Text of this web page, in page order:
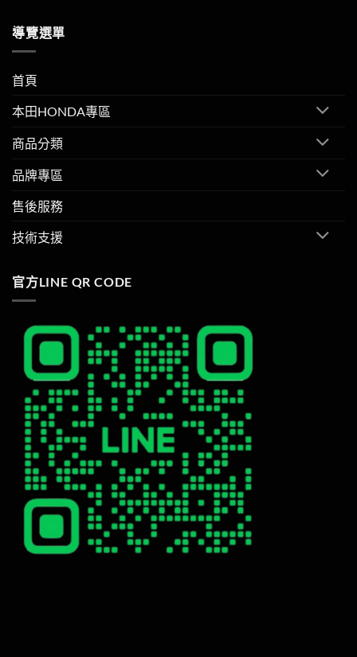
導覽選單
首頁
本田HONDA專區
商品分類
品牌專區
售後服務
技術支援
官方LINE QR CODE